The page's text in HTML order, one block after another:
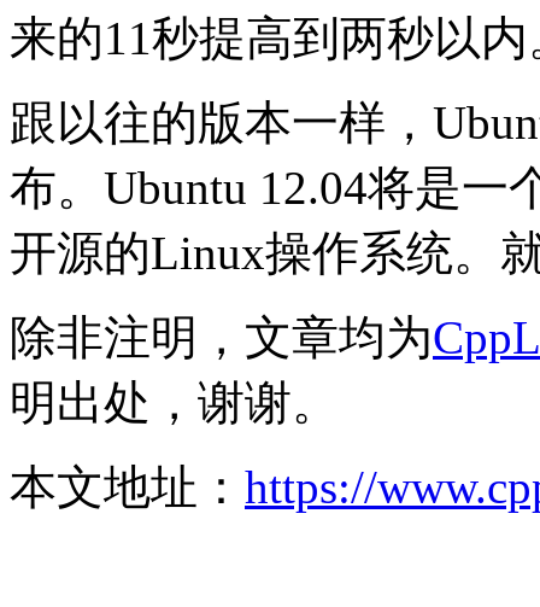
来的11秒提高到两秒以内
跟以往的版本一样，
布。Ubuntu 12.04将是一
开源的Linux操作系统。
除非注明，文章均为
明出处，谢谢。
本文地址： https://